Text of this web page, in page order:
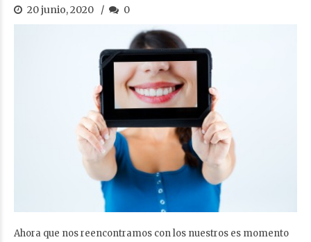
20 junio, 2020 0
Ahora que nos reencontramos con los nuestros es momento